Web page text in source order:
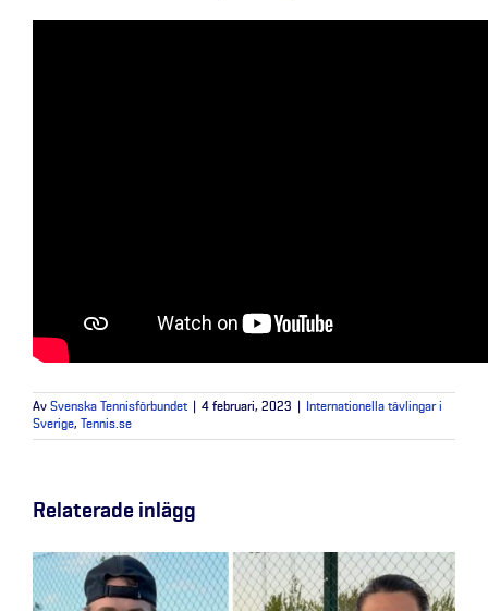
Av Svenska Tennisförbundet 4 februari, 2023
Internationella tävlingar i
Sverige, Tennis.se
Relaterade inlägg